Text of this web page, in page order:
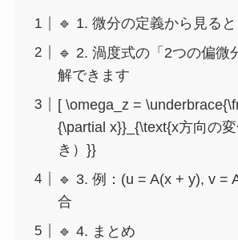
🔹 1. 微分の定義から見ると
🔹 2. 渦度式の「2つの偏微
解できます
[ \omega_z =
{\partial x}}_{\text{x方向の
き）}}
🔹 3. 例：(u = A(x + y), v =
合
🔹 4. まとめ